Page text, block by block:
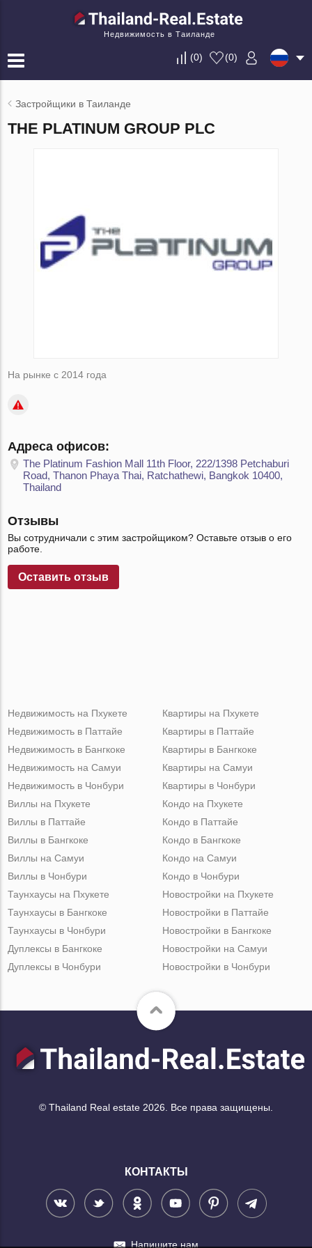
Недвижимость в Таиланде
(0) (0)
Застройщики в Таиланде
THE PLATINUM GROUP PLC
На рынке с 2014 года
Адреса офисов:
The Platinum Fashion Mall 11th Floor, 222/1398 Petchaburi
Road, Thanon Phaya Thai, Ratchathewi, Bangkok 10400,
Thailand
Отзывы
Вы сотрудничали с этим застройщиком? Оставьте отзыв о его
работе.
Оставить отзыв
Недвижимость на Пхукете
Недвижимость в Паттайе
Недвижимость в Бангкоке
Недвижимость на Самуи
Недвижимость в Чонбури
Квартиры на Пхукете
Квартиры в Паттайе
Квартиры в Бангкоке
Квартиры на Самуи
Квартиры в Чонбури
Виллы на Пхукете
Виллы в Паттайе
Виллы в Бангкоке
Виллы на Самуи
Виллы в Чонбури
Кондо на Пхукете
Кондо в Паттайе
Кондо в Бангкоке
Кондо на Самуи
Кондо в Чонбури
Таунхаусы на Пхукете
Таунхаусы в Бангкоке
Таунхаусы в Чонбури
Дуплексы в Бангкоке
Дуплексы в Чонбури
Новостройки на Пхукете
Новостройки в Паттайе
Новостройки в Бангкоке
Новостройки на Самуи
Новостройки в Чонбури
© Thailand Real estate 2026. Все права защищены.
КОНТАКТЫ
Напишите нам